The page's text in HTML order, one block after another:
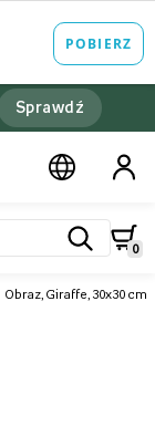
Sprawdź
0
Obraz, Giraffe, 30x30 cm